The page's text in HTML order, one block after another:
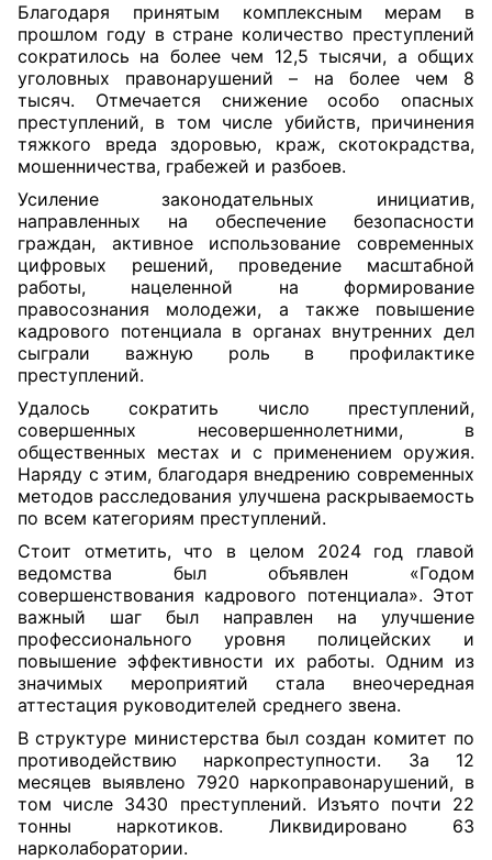
Благодаря принятым комплексным мерам в
прошлом году в стране количество преступлений
сократилось на более чем 12,5 тысячи, а общих
уголовных правонарушений – на более чем 8
тысяч. Отмечается снижение особо опасных
преступлений, в том числе убийств, причинения
тяжкого вреда здоровью, краж, скотокрадства,
мошенничества, грабежей и разбоев.
Усиление законодательных инициатив,
направленных на обеспечение безопасности
граждан, активное использование современных
цифровых решений, проведение масштабной
работы, нацеленной на формирование
правосознания молодежи, а также повышение
кадрового потенциала в органах внутренних дел
сыграли важную роль в профилактике
преступлений.
Удалось сократить число преступлений,
совершенных несовершеннолетними, в
общественных местах и с применением оружия.
Наряду с этим, благодаря внедрению современных
методов расследования улучшена раскрываемость
по всем категориям преступлений.
Стоит отметить, что в целом 2024 год главой
ведомства был объявлен «Годом
совершенствования кадрового потенциала». Этот
важный шаг был направлен на улучшение
профессионального уровня полицейских и
повышение эффективности их работы. Одним из
значимых мероприятий стала внеочередная
аттестация руководителей среднего звена.
В структуре министерства был создан комитет по
противодействию наркопреступности. За 12
месяцев выявлено 7920 наркоправонарушений, в
том числе 3430 преступлений. Изъято почти 22
тонны наркотиков. Ликвидировано 63
нарколаборатории.